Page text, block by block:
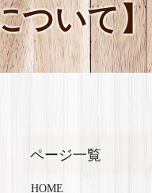
ついて】
HOME